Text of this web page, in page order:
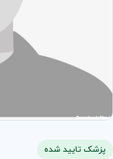
پزشک تایید شده